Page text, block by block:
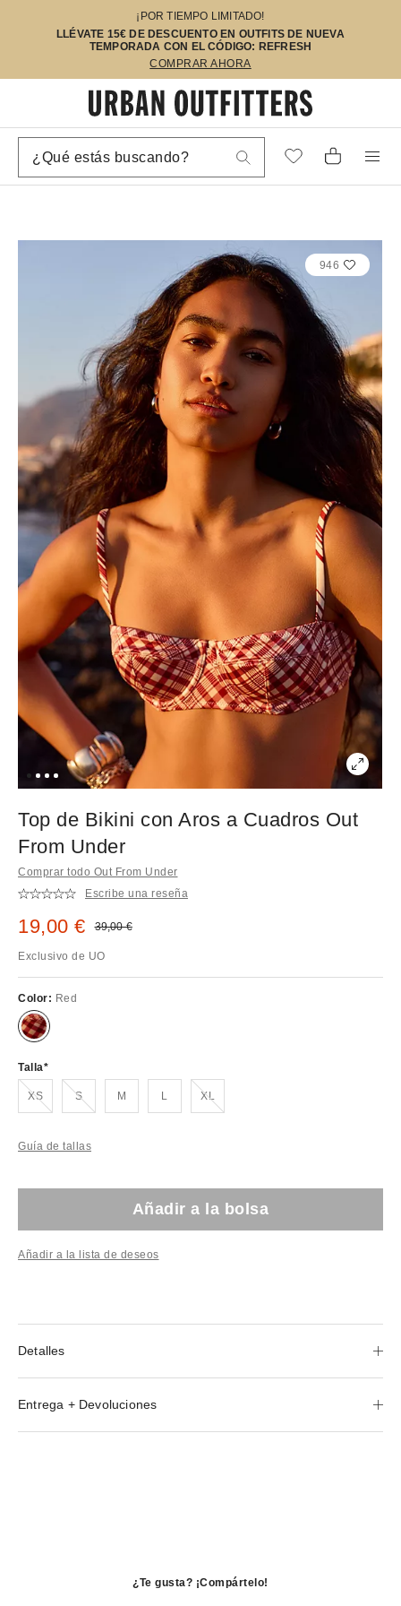
¡POR TIEMPO LIMITADO!
LLÉVATE 15€ DE DESCUENTO EN OUTFITS DE NUEVA
TEMPORADA CON EL CÓDIGO: REFRESH
COMPRAR AHORA
946
Top de Bikini con Aros a Cuadros Out
From Under
Comprar todo Out From Under
Escribe una reseña
Precio rebajado:
19,00 € Precio original:
39,00 €
Exclusivo de UO
Color: Red
Talla
XS¡Agotado!
S¡Agotado!
M L XL¡Agotado!
Guía de tallas
Añadir a la bolsa
Añadir a la lista de deseos
Detalles
Entrega + Devoluciones
¿Te gusta? ¡Compártelo!